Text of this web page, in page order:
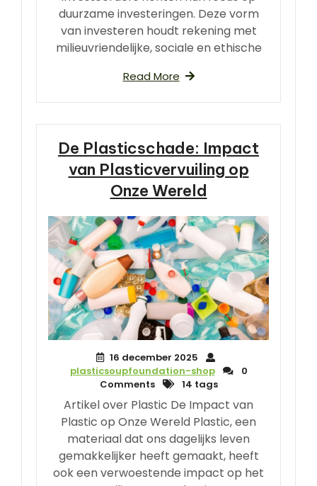
duurzame investeringen. Deze vorm
van investeren houdt rekening met
milieuvriendelijke, sociale en ethische
Read More
De Plasticschade: Impact
van Plasticvervuiling op
Onze Wereld
16 december 2025
plasticsoupfoundation-shop
0
Comments
14 tags
Artikel over Plastic De Impact van
Plastic op Onze Wereld Plastic, een
materiaal dat ons dagelijks leven
gemakkelijker heeft gemaakt, heeft
ook een verwoestende impact op het